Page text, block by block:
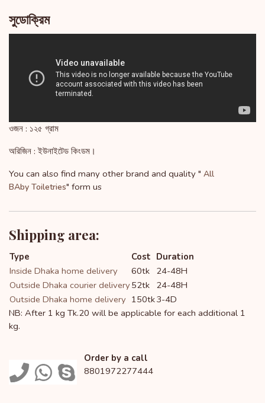
সুডোক্রিম
ওজন : ১২৫ গ্রাম
অরিজিন : ইউনাইটেড কিংডম।
You can also find many other brand and quality " All
BAby Toiletries" form us
Shipping area:
Type Cost Duration
Inside Dhaka home delivery
60tk 24-48H
Outside Dhaka courier delivery52tk 24-48H
Outside Dhaka home delivery 150tk3-4D
NB: After 1 kg Tk.20 will be applicable for each additional 1
kg.
Order by a call
8801972277444